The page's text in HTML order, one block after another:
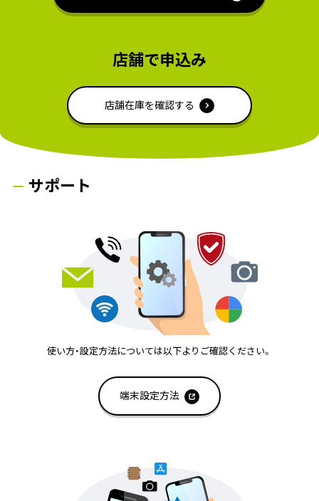
店舗で申込み
店舗在庫を確認する
サポート
使い方・設定方法については以下よりご確認ください。
端末設定方法